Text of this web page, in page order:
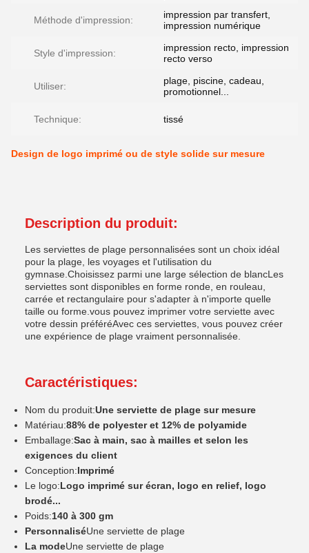
Méthode d'impression:
impression par transfert,
impression numérique
Style d'impression:
impression recto, impression
recto verso
Utiliser:
plage, piscine, cadeau,
promotionnel...
Technique: tissé
Design de logo imprimé ou de style solide sur mesure
Description du produit:
Les serviettes de plage personnalisées sont un choix idéal
pour la plage, les voyages et l'utilisation du
gymnase.Choisissez parmi une large sélection de blancLes
serviettes sont disponibles en forme ronde, en rouleau,
carrée et rectangulaire pour s'adapter à n'importe quelle
taille ou forme.vous pouvez imprimer votre serviette avec
votre dessin préféréAvec ces serviettes, vous pouvez créer
une expérience de plage vraiment personnalisée.
Caractéristiques:
Nom du produit:Une serviette de plage sur mesure
Matériau:88% de polyester et 12% de polyamide
Emballage:Sac à main, sac à mailles et selon les
exigences du client
Conception:Imprimé
Le logo:Logo imprimé sur écran, logo en relief, logo
brodé...
Poids:140 à 300 gm
PersonnaliséUne serviette de plage
La modeUne serviette de plage